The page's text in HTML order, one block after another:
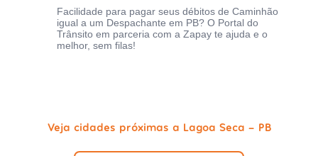
Facilidade para pagar seus débitos de Caminhão
igual a um Despachante em PB? O Portal do
Trânsito em parceria com a Zapay te ajuda e o
melhor, sem filas!
Veja cidades próximas a Lagoa Seca - PB